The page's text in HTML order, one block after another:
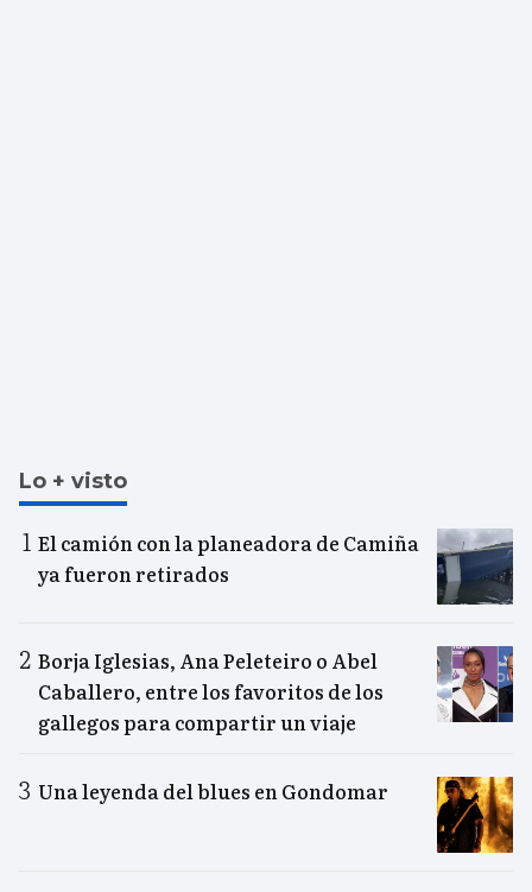
Lo + visto
El camión con la planeadora de Camiña
ya fueron retirados
Borja Iglesias, Ana Peleteiro o Abel
Caballero, entre los favoritos de los
gallegos para compartir un viaje
Una leyenda del blues en Gondomar